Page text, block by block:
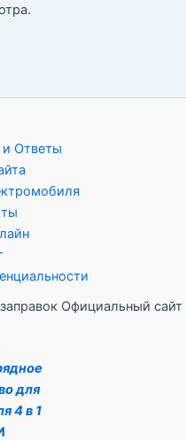
и Ответы
Официальный сайт
для
4 в 1